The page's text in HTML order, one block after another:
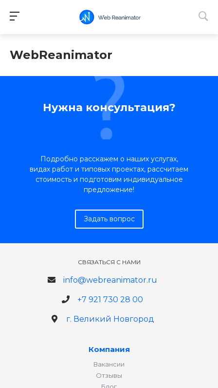
WebReanimator
Нужна консультация?
Подробно расскажем о наших услугах,
видах работ и типовых проектах, рассчитаем
стоимость и подготовим индивидуальное
предложение!
Задать вопрос
СВЯЗАТЬСЯ С НАМИ
info@webreanimator.ru
+7 921 730 28 00
г. Великий Новгород
Компания
Вакансии
Отзывы